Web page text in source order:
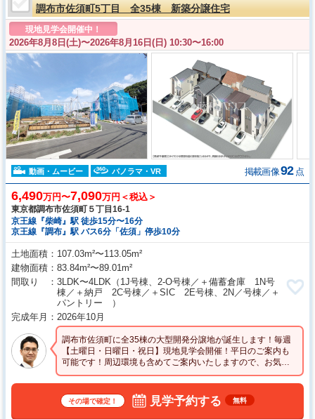
調布市佐須町5丁目 全35棟 新築分譲住宅
現地見学会開催中！
2026年8月8日(土)〜2026年8月16日(日) 10:30〜16:00
動画・ムービー パノラマ・VR 掲載画像92 点
6,490万円〜7,090万円＜税込＞
東京都調布市佐須町５丁目16‐1
京王線『柴崎』駅 徒歩15分〜16分
京王線『調布』駅 バス6分「佐須」停歩10分
土地面積
107.03m²〜113.05m²
建物面積
83.84m²〜89.01m²
間取り
3LDK〜4LDK （1J号棟、2-O号棟／＋備蓄倉庫 1N号
棟／＋納戸 2C号棟／＋SIC 2E号棟、2N／号棟／＋
パントリー ）
完成年月
2026年10月
調布市佐須町に全35棟の大型開発分譲地が誕生します！毎週
【土曜日・日曜日・祝日】現地見学会開催！平日のご案内も
可能です！周辺環境も含めてご案内いたしますので、お気軽
にお問い合わせください！
その場で確定！ 見学予約する 無料